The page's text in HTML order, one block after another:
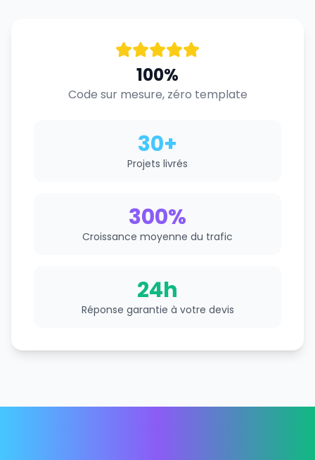
100%
Code sur mesure, zéro template
30+
Projets livrés
300%
Croissance moyenne du trafic
24h
Réponse garantie à votre devis